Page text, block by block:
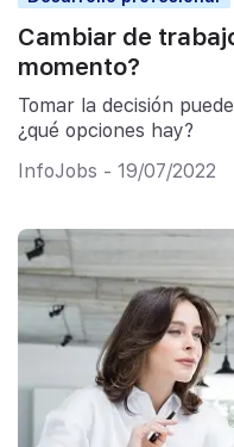
Cambiar de
momento?
Tomar la decisión
¿qué opciones hay?
InfoJobs - 19/07/2022